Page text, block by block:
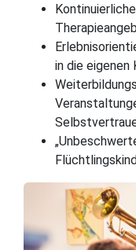
in die eigenen